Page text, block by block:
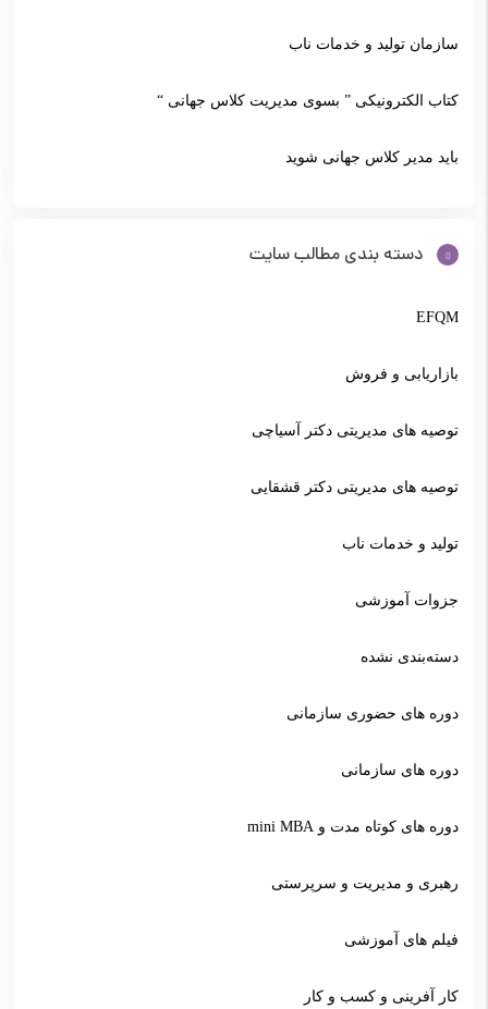
سازمان تولید و خدمات ناب
کتاب الکترونیکی ” بسوی مدیریت کلاس جهانی “
باید مدیر کلاس جهانی شوید
دسته بندی مطالب سایت
EFQM
بازاریابی و فروش
توصیه های مدیریتی دکتر آسیاچی
توصیه های مدیریتی دکتر قشقایی
تولید و خدمات ناب
جزوات آموزشی
دسته‌بندی نشده
دوره های حضوری سازمانی
دوره های سازمانی
دوره های کوتاه مدت و mini MBA
رهبری و مدیریت و سرپرستی
فیلم های آموزشی
کار آفرینی و کسب و کار